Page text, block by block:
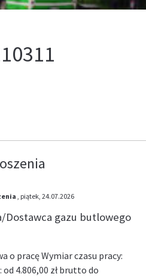
, piątek, 24.07.2026
Dostawca gazu butlowego
o pracę Wymiar czasu pracy:
4.806,00 zł brutto do